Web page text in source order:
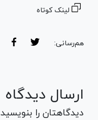
لینک کوتاه
هم‌رسانی:
ارسال دیدگاه
دیدگاهتان را بنویسید